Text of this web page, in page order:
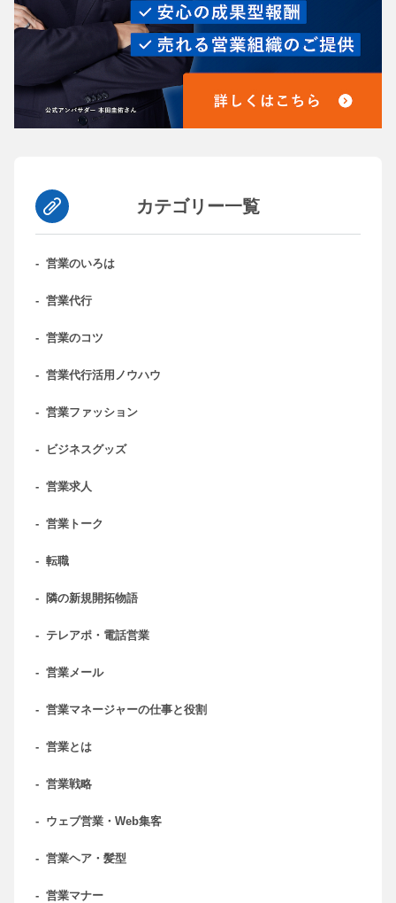
カテゴリー一覧
- 営業のいろは
- 営業代行
- 営業のコツ
- 営業代行活用ノウハウ
- 営業ファッション
- ビジネスグッズ
- 営業求人
- 営業トーク
- 転職
- 隣の新規開拓物語
- テレアポ・電話営業
- 営業メール
- 営業マネージャーの仕事と役割
- 営業とは
- 営業戦略
- ウェブ営業・Web集客
- 営業ヘア・髪型
- 営業マナー